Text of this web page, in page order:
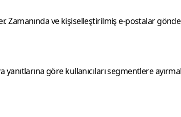
Zamanında ve kişiselleştirilmiş e-postalar
göre kullanıcıları segmentlere